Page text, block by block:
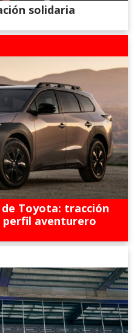
solidaria
de Toyota: tracción
perfil aventurero